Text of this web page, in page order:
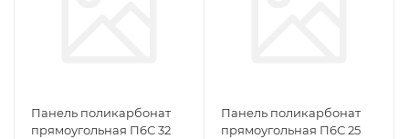
Панель поликарбонат
прямоугольная П6С 32
Панель поликарбонат
прямоугольная П6С 25